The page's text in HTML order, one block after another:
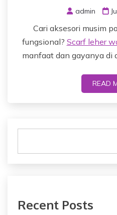
admin
Cari aksesori musim
fungsional? Scarf leher
manfaat dan gayanya di
READ
Recent Posts